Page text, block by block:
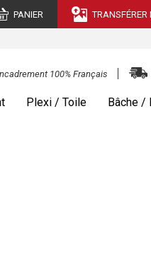
PANIER
100% Français
Plexi / Toile Bâche /